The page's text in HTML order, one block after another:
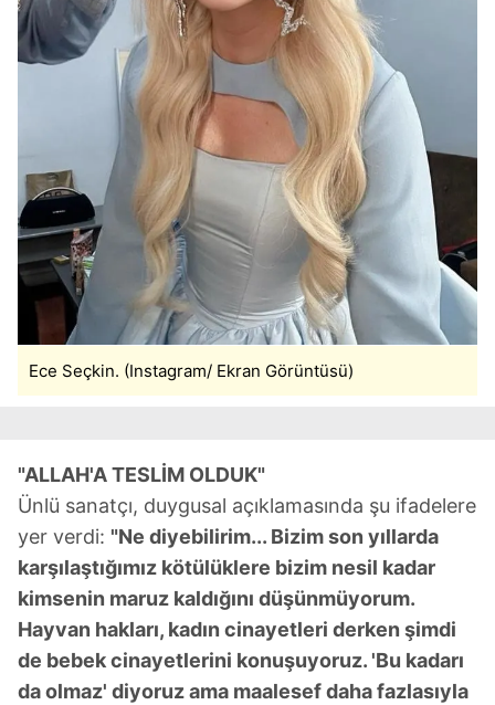
kılınması ve kişiselleştirilmesi ve sizlere yönelik
reklam/pazarlama faaliyetlerinin yapılması, amaçlarıyla
sınırlı olarak açık rızanız dahilinde kullanılacaktır.
Çerezlere ilişkin tercihlerinizi aşağıda yer alan panel
vasıtasıyla belirleyebilirsiniz. Çerezlere ilişkin detaylı bilgi
için Ayarlar butonuna tıklayabilir,Çerez Bilgilendirme
Metnimizi
ziyaret edebilirsiniz.
6698 sayılı Kişisel Verilerin Korunması Kanunu uyarınca
hazırlanmış Aydınlatma Metnimizi okumak ve sitemizde
ilgili mevzuata uygun olarak kullanılan çerezlerle ilgili bilgi
almak için lütfen tıklayınız.
Ece Seçkin. (Instagram/ Ekran Görüntüsü)
"ALLAH'A TESLİM OLDUK"
Ünlü sanatçı, duygusal açıklamasında şu ifadelere
yer verdi: "Ne diyebilirim... Bizim son yıllarda
karşılaştığımız kötülüklere bizim nesil kadar
kimsenin maruz kaldığını düşünmüyorum.
Hayvan hakları, kadın cinayetleri derken şimdi
de bebek cinayetlerini konuşuyoruz. 'Bu kadarı
da olmaz' diyoruz ama maalesef daha fazlasıyla